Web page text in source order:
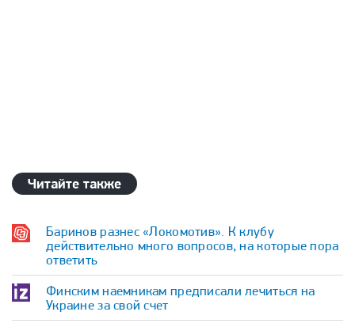
Читайте также
Баринов разнес «Локомотив». К клубу
действительно много вопросов, на которые пора
ответить
Финским наемникам предписали лечиться на
Украине за свой счет